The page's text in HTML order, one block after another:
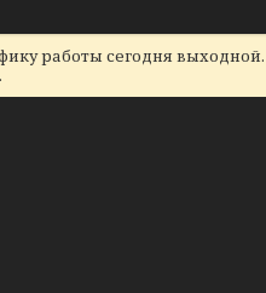
работы сегодня